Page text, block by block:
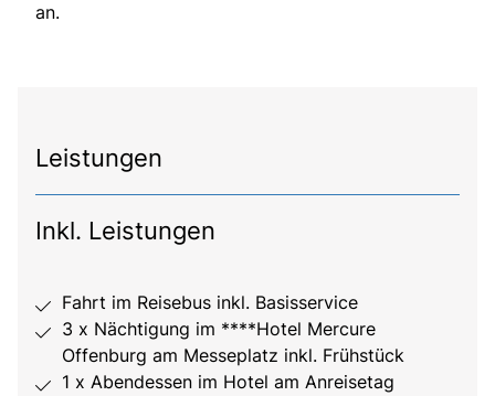
an.
Leistungen
Inkl. Leistungen
Fahrt im Reisebus inkl. Basisservice
3 x Nächtigung im ****Hotel Mercure
Offenburg am Messeplatz inkl. Frühstück
1 x Abendessen im Hotel am Anreisetag